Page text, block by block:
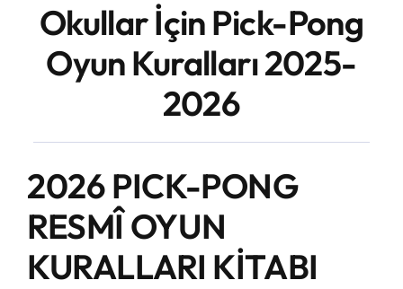
Blog
Okullar İçin Pick-Pong
Oyun Kuralları 2025-
2026
2026 PICK-PONG
RESMÎ OYUN
KURALLARI KİTABI